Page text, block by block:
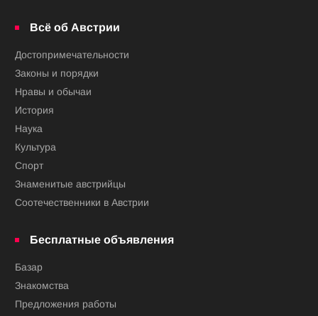
Всё об Австрии
Достопримечательности
Законы и порядки
Нравы и обычаи
История
Наука
Культура
Спорт
Знаменитые австрийцы
Соотечественники в Австрии
Бесплатные объявления
Базар
Знакомства
Предложения работы